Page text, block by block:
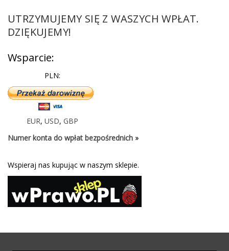
UTRZYMUJEMY SIĘ Z WASZYCH WPŁAT.
DZIĘKUJEMY!
Wsparcie:
PLN:
EUR, USD, GBP
Numer konta do wpłat bezpośrednich »
Wspieraj nas kupując w naszym sklepie.